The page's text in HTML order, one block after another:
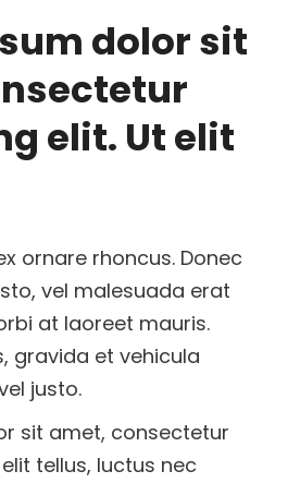
dolor sit
elit. Ut elit
ornare rhoncus. Donec
vel malesuada erat
at laoreet mauris.
gravida et vehicula
justo.
sit amet, consectetur
tellus, luctus nec